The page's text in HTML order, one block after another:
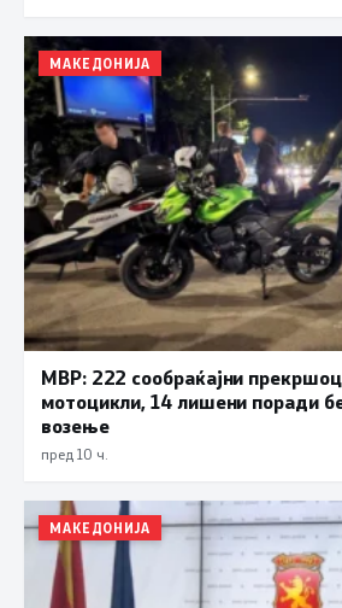
МАКЕДОНИЈА
МВР: 222 сообраќајни
мотоцикли, 14 лишени поради
возење
пред 10 ч.
МАКЕДОНИЈА